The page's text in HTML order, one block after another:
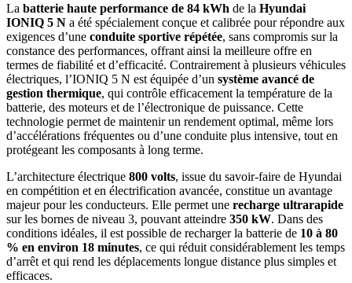
La batterie haute performance de 84 kWh de la Hyundai
IONIQ 5 N a été spécialement conçue et calibrée pour répondre aux
exigences d’une conduite sportive répétée, sans compromis sur la
constance des performances, offrant ainsi la meilleure offre en
termes de fiabilité et d’efficacité. Contrairement à plusieurs véhicules
électriques, l’IONIQ 5 N est équipée d’un système avancé de
gestion thermique, qui contrôle efficacement la température de la
batterie, des moteurs et de l’électronique de puissance. Cette
technologie permet de maintenir un rendement optimal, même lors
d’accélérations fréquentes ou d’une conduite plus intensive, tout en
protégeant les composants à long terme.
L’architecture électrique 800 volts, issue du savoir-faire de Hyundai
en compétition et en électrification avancée, constitue un avantage
majeur pour les conducteurs. Elle permet une recharge ultrarapide
sur les bornes de niveau 3, pouvant atteindre 350 kW. Dans des
conditions idéales, il est possible de recharger la batterie de 10 à 80
% en environ 18 minutes, ce qui réduit considérablement les temps
d’arrêt et qui rend les déplacements longue distance plus simples et
efficaces.